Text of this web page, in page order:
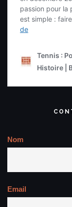
Nom
Email